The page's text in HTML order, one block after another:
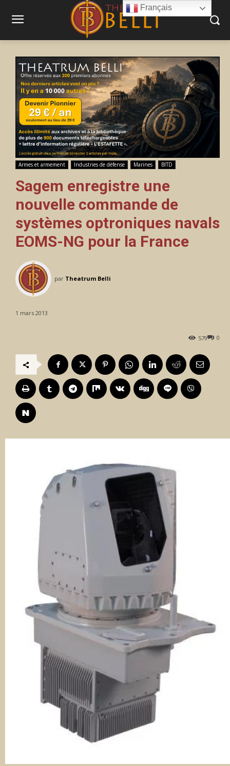
Armes et armement Industries de défense Marines BITD
Sagem enregistre une
nouvelle commande de
systèmes optroniques navals
EOMS-NG pour la France
par Theatrum Belli
1 mars 2013
0
579
Français